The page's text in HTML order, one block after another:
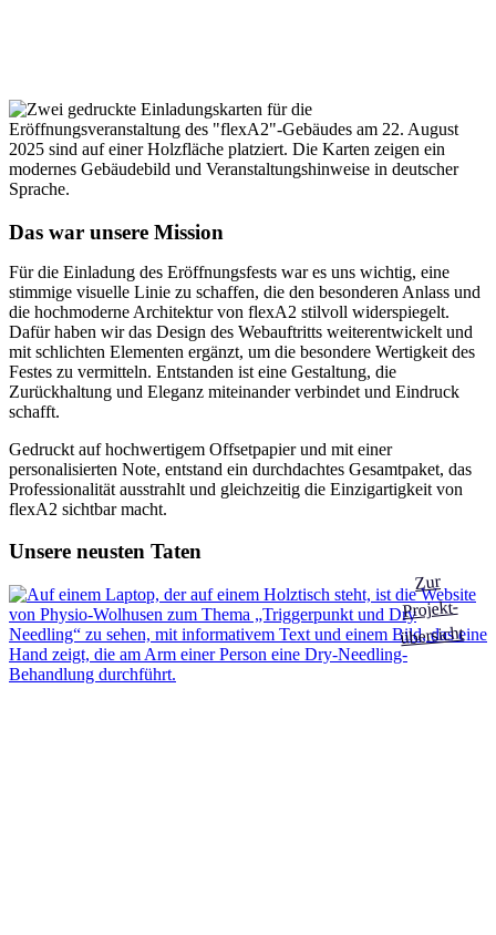
Das war unsere Mission
Für die Einladung des Eröffnungsfests war es uns wichtig, eine
stimmige visuelle Linie zu schaffen, die den besonderen Anlass und
die hochmoderne Architektur von flexA2 stilvoll widerspiegelt.
Dafür haben wir das Design des Webauftritts weiterentwickelt und
mit schlichten Elementen ergänzt, um die besondere Wertigkeit des
Festes zu vermitteln. Entstanden ist eine Gestaltung, die
Zurückhaltung und Eleganz miteinander verbindet und Eindruck
schafft.
Gedruckt auf hochwertigem Offsetpapier und mit einer
personalisierten Note, entstand ein durchdachtes Gesamtpaket, das
Professionalität ausstrahlt und gleichzeitig die Einzigartigkeit von
flexA2 sichtbar macht.
Unsere neusten Taten
Zur
Projekt-
übersicht